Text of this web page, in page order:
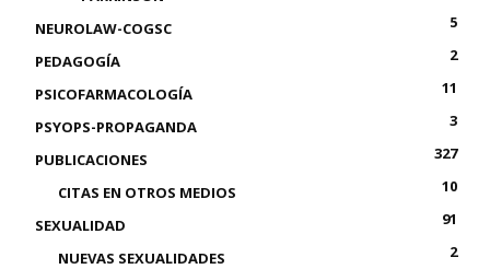
NEUROLAW-COGSC
5
PEDAGOGÍA
2
PSICOFARMACOLOGÍA
11
PSYOPS-PROPAGANDA
3
PUBLICACIONES
327
CITAS EN OTROS MEDIOS
10
SEXUALIDAD
91
NUEVAS SEXUALIDADES
2